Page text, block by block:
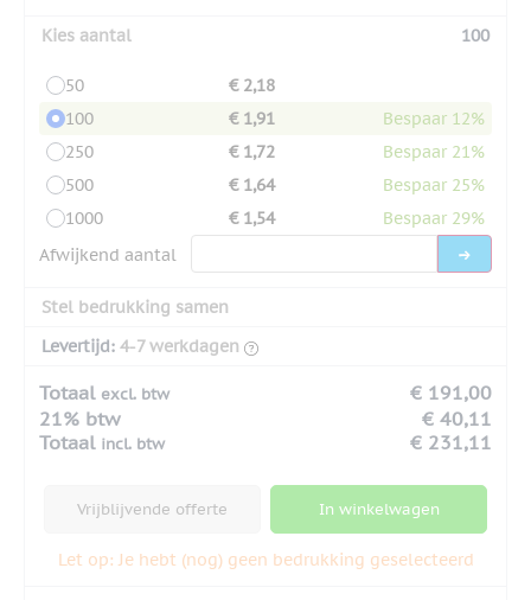
Kies aantal 100
50
€ 2,18
100
€ 1,91
Bespaar 12%
250
€ 1,72
Bespaar 21%
500
€ 1,64
Bespaar 25%
1000
€ 1,54
Bespaar 29%
Afwijkend aantal
Stel bedrukking samen
Levertijd: 4-7 werkdagen
Totaal excl. btw
€ 191,00
21% btw
€ 40,11
Totaal incl. btw € 231,11
Vrijblijvende offerte In winkelwagen
Let op: Je hebt (nog) geen bedrukking geselecteerd